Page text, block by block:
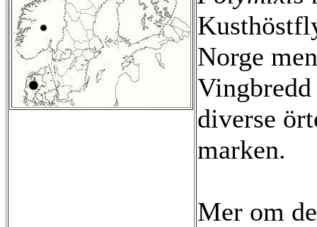
Norge
diverse
marken.
Mer om